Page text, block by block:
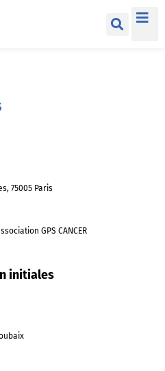
75005 Paris
GPS CANCER
initiales